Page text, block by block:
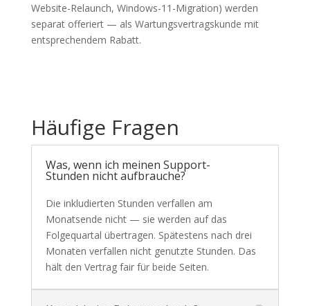
Website-Relaunch, Windows-11-Migration) werden
separat offeriert — als Wartungsvertragskunde mit
entsprechendem Rabatt.
Häufige Fragen
Was, wenn ich meinen Support-
Stunden nicht aufbrauche?
Die inkludierten Stunden verfallen am
Monatsende nicht — sie werden auf das
Folgequartal übertragen. Spätestens nach drei
Monaten verfallen nicht genutzte Stunden. Das
hält den Vertrag fair für beide Seiten.